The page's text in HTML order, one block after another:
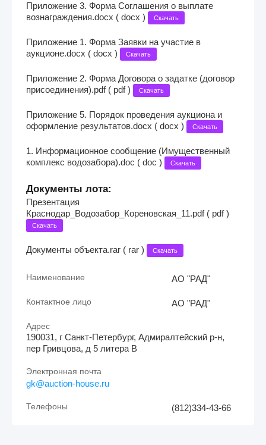
Приложение 3. Форма Соглашения о выплате
вознаграждения.docx ( docx )
Скачать
Приложение 1. Форма Заявки на участие в
аукционе.docx ( docx )
Скачать
Приложение 2. Форма Договора о задатке (договор
присоединения).pdf ( pdf )
Скачать
Приложение 5. Порядок проведения аукциона и
оформление результатов.docx ( docx )
Скачать
1. Информационное сообщение (Имущественный
комплекс водозабора).doc ( doc )
Скачать
Документы лота:
Презентация
Краснодар_Водозабор_Кореновская_11.pdf ( pdf )
Скачать
Документы объекта.rar ( rar ) Скачать
Наименование АО "РАД"
Контактное лицо АО "РАД"
Адрес
190031, г Санкт-Петербург, Адмиралтейский р-н,
пер Гривцова, д 5 литера В
Электронная почта
gk@auction-house.ru
Телефоны (812)334-43-66